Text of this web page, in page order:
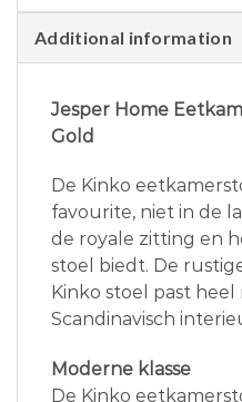
Additional information
Jesper Home
Gold
De Kinko
favourite, niet in de
de royale zitting en
stoel biedt. De
Kinko stoel past
Scandinavisch
Moderne klasse
De Kinko